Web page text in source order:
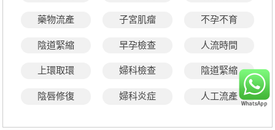
藥物流產 子宮肌瘤 不孕不育
陰道緊縮 早孕檢查 人流時間
上環取環 婦科檢查 陰道緊縮
陰唇修復 婦科炎症 人工流產